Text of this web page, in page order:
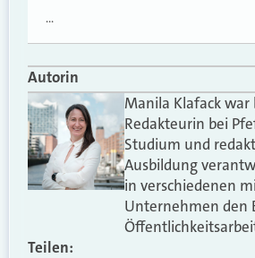
…
Autorin
Manila Klafack war
Redakteurin bei
Studium und
Ausbildung
in verschiedenen
Unternehmen den
Teilen: